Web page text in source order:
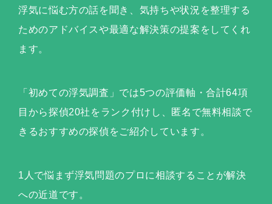
浮気に悩む方の話を聞き、気持ちや状況を整理する
ためのアドバイスや最適な解決策の提案をしてくれ
ます。
「初めての浮気調査」では5つの評価軸・合計64項
目から探偵20社をランク付けし、匿名で無料相談で
きるおすすめの探偵をご紹介しています。
1人で悩まず浮気問題のプロに相談することが解決
への近道です。